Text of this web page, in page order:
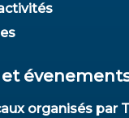
organisés par